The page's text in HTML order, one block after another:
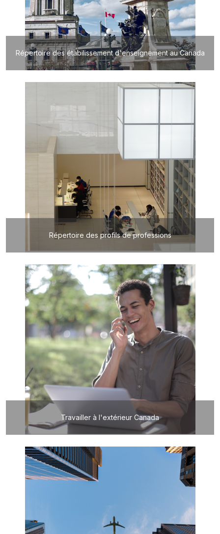
Répertoire des étabilissement d'enseignement au Canada
Répertoire des profils de professions
Travailler à l'extérieur Canada